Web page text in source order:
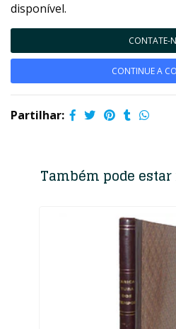
disponível.
CONTATE-
CONTINUE A
Partilhar:
Também pode